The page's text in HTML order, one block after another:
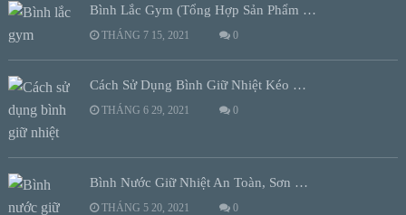
Bình Lắc Gym (Tổng Hợp Sản Phẩm …
THÁNG 7 15, 2021 0
Cách Sử Dụng Bình Giữ Nhiệt Kéo …
THÁNG 6 29, 2021 0
Bình Nước Giữ Nhiệt An Toàn, Sơn …
THÁNG 5 20, 2021 0